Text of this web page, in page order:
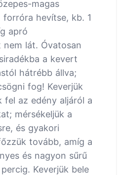
magas
hevítse, kb. 1
apró
lát. Óvatosan
a kevert
hátrébb állva;
fog! Keverjük
fel az edény aljáról a
mérsékeljük a
és gyakori
tovább, amíg a
és nagyon sűrű
Keverjük bele